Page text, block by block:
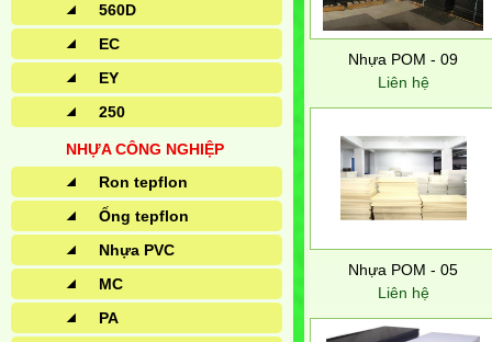
560D
EC
EY
250
NHỰA CÔNG NGHIỆP
Ron tepflon
Ống tepflon
Nhựa PVC
MC
PA
Nhựa POM - 09
Liên hệ
Nhựa POM - 05
Liên hệ